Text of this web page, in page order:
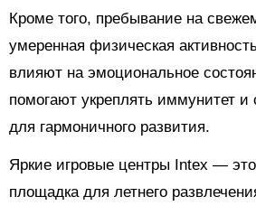
Кроме того, пребывание на
умеренная физическая
влияют на эмоциональное
помогают укреплять иммунитет и
для гармоничного развития.
Яркие игровые центры Intex —
площадка для летнего